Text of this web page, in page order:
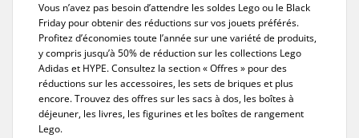
Vous n’avez pas besoin d’attendre les soldes Lego ou le Black
Friday pour obtenir des réductions sur vos jouets préférés.
Profitez d’économies toute l’année sur une variété de produits,
y compris jusqu’à 50% de réduction sur les collections Lego
Adidas et HYPE. Consultez la section « Offres » pour des
réductions sur les accessoires, les sets de briques et plus
encore. Trouvez des offres sur les sacs à dos, les boîtes à
déjeuner, les livres, les figurines et les boîtes de rangement
Lego.